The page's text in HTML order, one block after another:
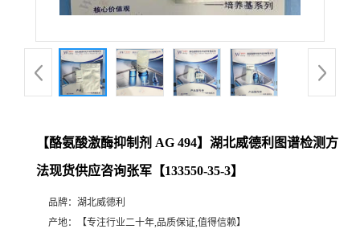
【酪氨酸激酶抑制剂 AG 494】湖北威德利图谱检测方
法现货供应咨询张军【133550-35-3】
品牌： 湖北威德利
产地：
【专注行业二十年,品质保证,值得信赖】